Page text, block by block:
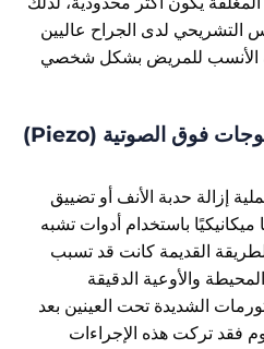
التشريحي لدى الجراح عاليين
الأنسب للمريض بشكل شخصي
ما هو تشكيل العظام بالموجات فوق الصوتية (Piezo)
إزالة حدبة الأنف أو تضييق
باستخدام أدوات تشبه
القديمة كانت قد تسبب
والأوعية الدقيقة
الشديدة تحت العينين بعد
فقد تركت هذه الإجراءات